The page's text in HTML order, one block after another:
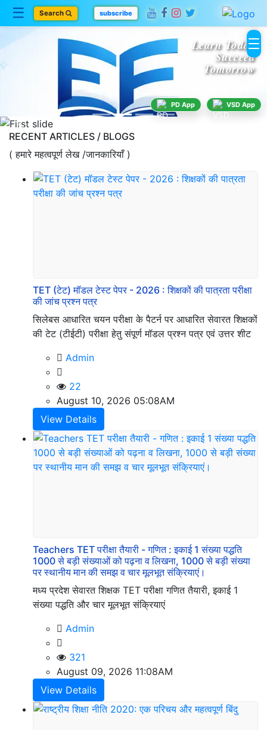
Category
Policy
Disclaimer
services
Terms
Link
Our
Websites
☰ Search subscribe
PD App VSD App
Learn Today
Succeed
Tomorrow
Previous
RECENT ARTICLES / BLOGS
( हमारे महत्वपूर्ण लेख /जानकारियाँ )
TET (टेट) मॉडल टेस्ट पेपर - 2026 : शिक्षकों की पात्रता परीक्षा
की जांच प्रश्न पत्र
सिलेबस आधारित चयन परीक्षा के पैटर्न पर आधारित सेवारत शिक्षकों
की टेट (टीईटी) परीक्षा हेतु संपूर्ण मॉडल प्रश्न पत्र एवं उत्तर शीट
Admin
22
August 10, 2026 05:08AM
View Details
Teachers TET परीक्षा तैयारी - गणित : इकाई 1 संख्या पद्धति
1000 से बड़ी संख्याओं को पढ़ना व लिखना, 1000 से बड़ी संख्या
पर स्थानीय मान की समझ व चार मूलभूत संक्रियाएं।
मध्य प्रदेश सेवारत शिक्षक TET परीक्षा गणित तैयारी, इकाई 1
संख्या पद्धति और चार मूलभूत संक्रियाएं
Admin
321
August 09, 2026 11:08AM
View Details